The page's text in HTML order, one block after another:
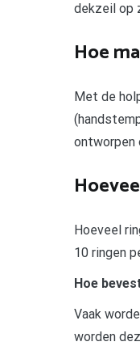
dekzeil op
Hoe
Met de
ontworpen
Hoeveel
10 ringen
Hoe
Vaak
worden